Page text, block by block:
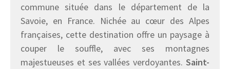
commune située dans le département de la
Savoie, en France. Nichée au cœur des Alpes
françaises, cette destination offre un paysage à
couper le souffle, avec ses montagnes
majestueuses et ses vallées verdoyantes. Saint-